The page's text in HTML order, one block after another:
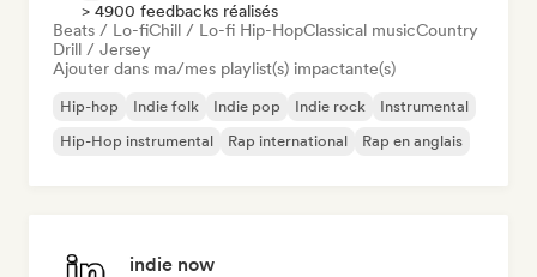
> 4900 feedbacks réalisés
Beats / Lo-fiChill / Lo-fi Hip-HopClassical musicCountry
Drill / Jersey
Ajouter dans ma/mes playlist(s) impactante(s)
Hip-hop Indie folk Indie pop Indie rock
Instrumental
Hip-Hop instrumental
Rap international Rap en anglais
indie now